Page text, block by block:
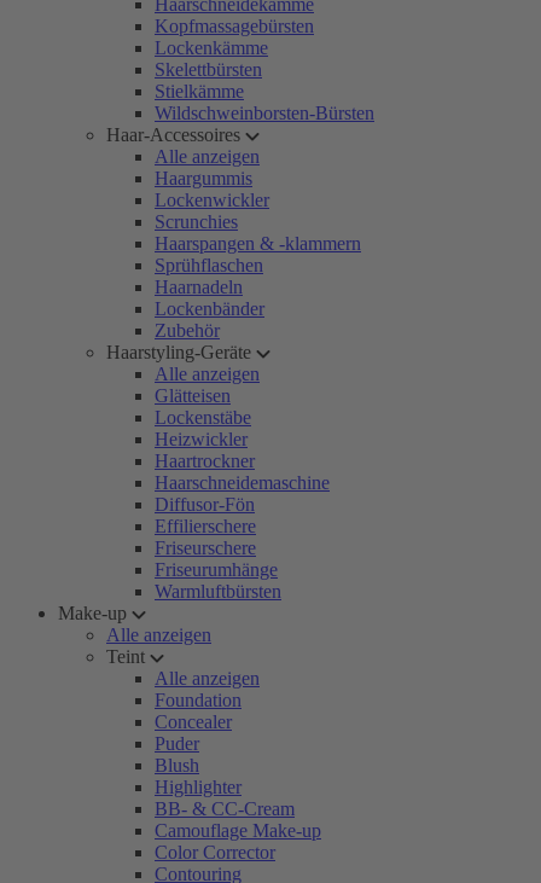
Haarschneidekämme
Kopfmassagebürsten
Lockenkämme
Skelettbürsten
Stielkämme
Wildschweinborsten-Bürsten
Haar-Accessoires
Alle anzeigen
Haargummis
Lockenwickler
Scrunchies
Haarspangen & -klammern
Sprühflaschen
Haarnadeln
Lockenbänder
Zubehör
Haarstyling-Geräte
Alle anzeigen
Glätteisen
Lockenstäbe
Heizwickler
Haartrockner
Haarschneidemaschine
Diffusor-Fön
Effilierschere
Friseurschere
Friseurumhänge
Warmluftbürsten
Make-up
Alle anzeigen
Teint
Alle anzeigen
Foundation
Concealer
Puder
Blush
Highlighter
BB- & CC-Cream
Camouflage Make-up
Color Corrector
Contouring